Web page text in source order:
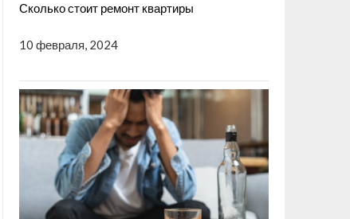
Сколько стоит ремонт квартиры
10 февраля, 2024